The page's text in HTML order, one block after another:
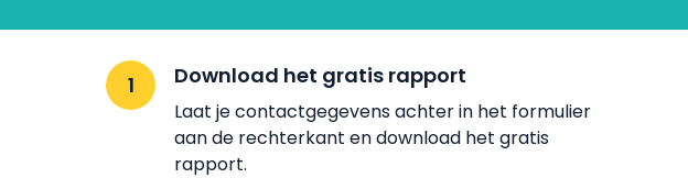
Download het gratis rapport
Laat je contactgegevens achter in het formulier
aan de rechterkant en download het gratis
rapport.